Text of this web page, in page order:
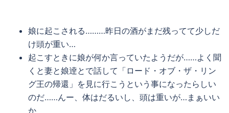
娘に起こされる………昨日の酒がまだ残ってて少しだ
け頭が重い…
起こすときに娘が何か言っていたようだが……よく聞
くと妻と娘逹とで話して「ロード・オブ・ザ・リン
グ王の帰還」を見に行こうという事になったらしい
のだ……んー、体はだるいし、頭は重いが…まぁいい
か